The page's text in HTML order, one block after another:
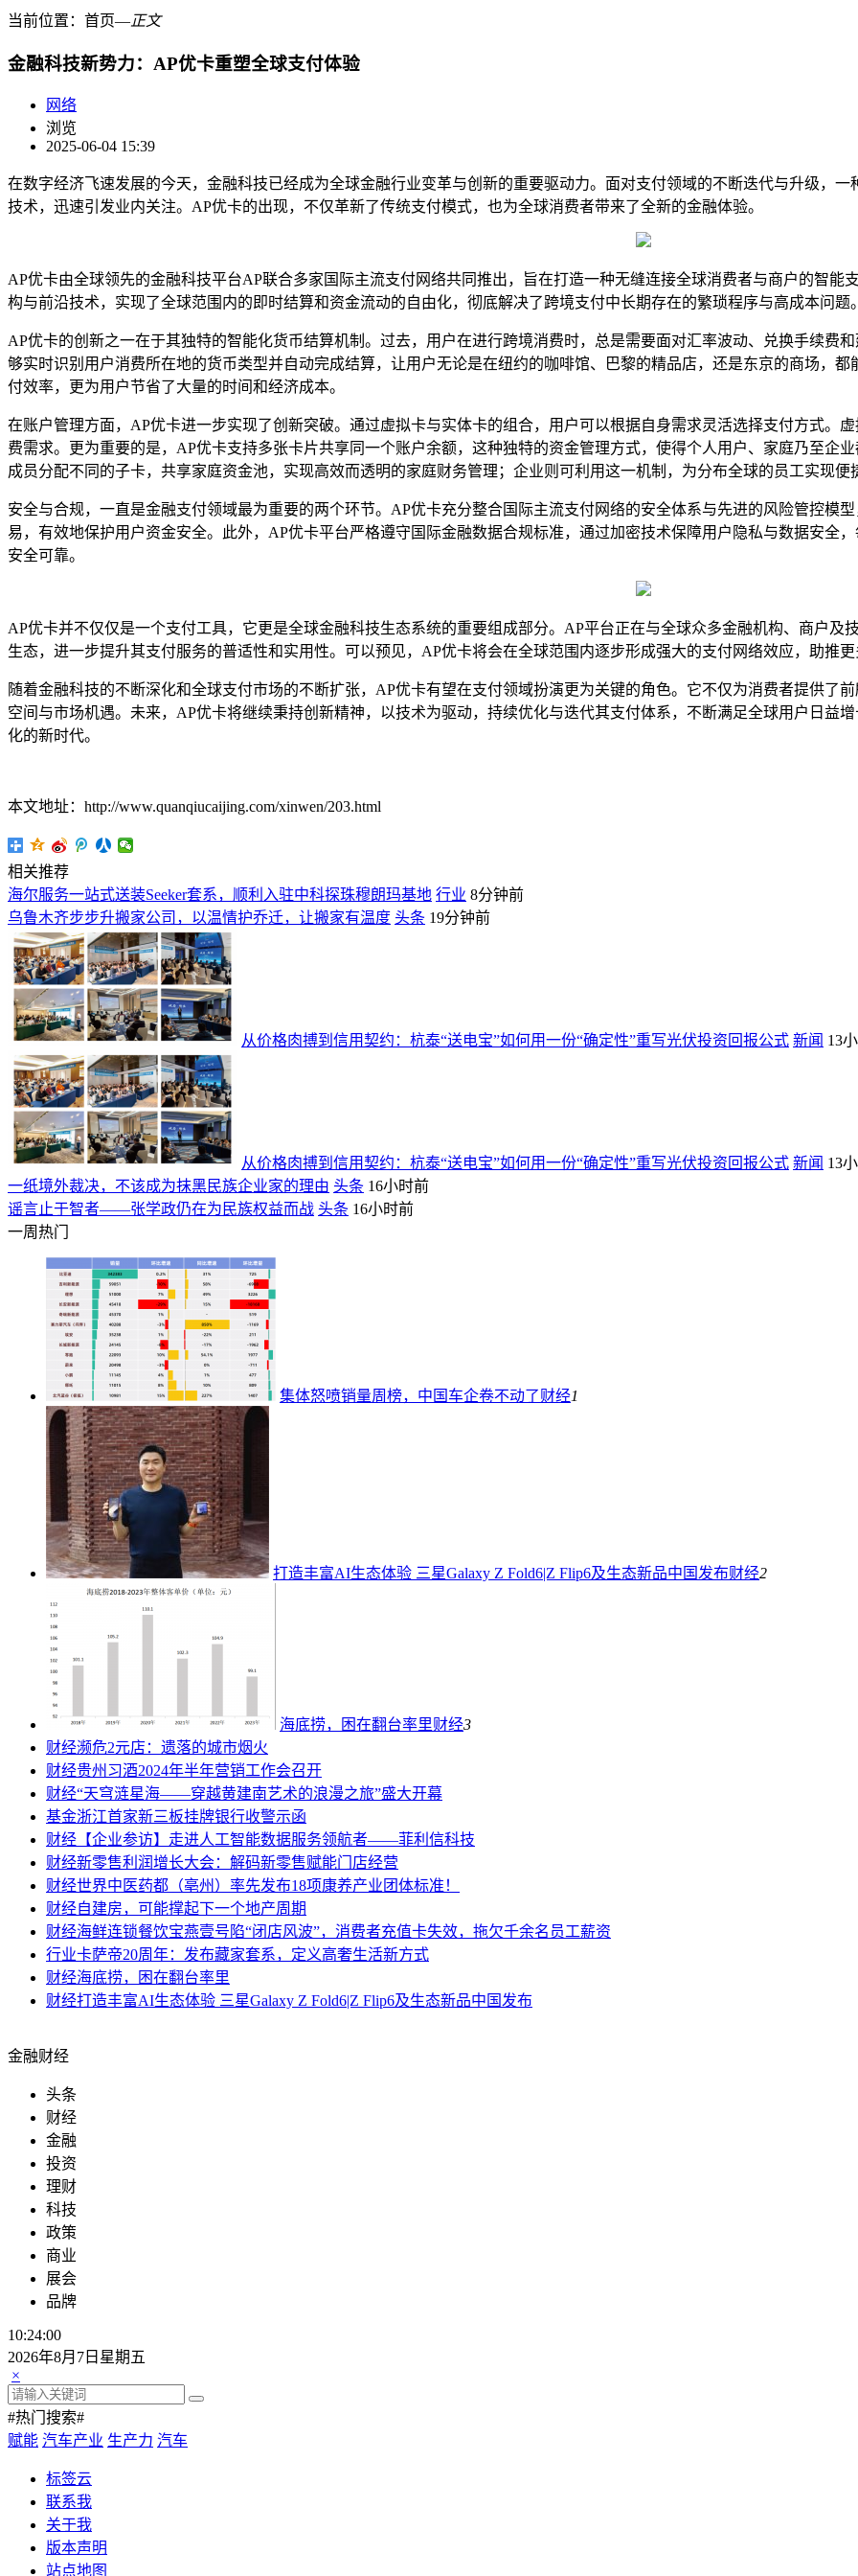
当前位置： 首页―正文
金融科技新势力：AP优卡重塑全球支付体验
网络
浏览
2025-06-04 15:39
在数字经济飞速发展的今天，金融科技已经成为全球金融行业变革与创新的重要驱动力。面对支付领域的不断迭代与升级，
技术，迅速引发业内关注。AP优卡的出现，不仅革新了传统支付模式，也为全球消费者带来了全新的金融体验。
AP优卡由全球领先的金融科技平台AP联合多家国际主流支付网络共同推出，旨在打造一种无缝连接全球消费者与商户的智能
构与前沿技术，实现了全球范围内的即时结算和资金流动的自由化，彻底解决了跨境支付中长期存在的繁琐程序与高成本问题。
AP优卡的创新之一在于其独特的智能化货币结算机制。过去，用户在进行跨境消费时，总是需要面对汇率波动、兑换手续费
够实时识别用户消费所在地的货币类型并自动完成结算，让用户无论是在纽约的咖啡馆、巴黎的精品店，还是东京的商场，
付效率，更为用户节省了大量的时间和经济成本。
在账户管理方面，AP优卡进一步实现了创新突破。通过虚拟卡与实体卡的组合，用户可以根据自身需求灵活选择支付方式。
费需求。更为重要的是，AP优卡支持多张卡片共享同一个账户余额，这种独特的资金管理方式，使得个人用户、家庭乃至企
成员分配不同的子卡，共享家庭资金池，实现高效而透明的家庭财务管理；企业则可利用这一机制，为分布全球的员工实现便
安全与合规，一直是金融支付领域最为重要的两个环节。AP优卡充分整合国际主流支付网络的安全体系与先进的风险管控模
易，有效地保护用户资金安全。此外，AP优卡平台严格遵守国际金融数据合规标准，通过加密技术保障用户隐私与数据安全
安全可靠。
AP优卡并不仅仅是一个支付工具，它更是全球金融科技生态系统的重要组成部分。AP平台正在与全球众多金融机构、商户及
生态，进一步提升其支付服务的普适性和实用性。可以预见，AP优卡将会在全球范围内逐步形成强大的支付网络效应，助推更
随着金融科技的不断深化和全球支付市场的不断扩张，AP优卡有望在支付领域扮演更为关键的角色。它不仅为消费者提供了
空间与市场机遇。未来，AP优卡将继续秉持创新精神，以技术为驱动，持续优化与迭代其支付体系，不断满足全球用户日益
化的新时代。
本文地址：http://www.quanqiucaijing.com/xinwen/203.html
相关推荐
海尔服务一站式送装Seeker套系，顺利入驻中科探珠穆朗玛基地 行业 8分钟前
乌鲁木齐步步升搬家公司，以温情护乔迁，让搬家有温度 头条 19分钟前
从价格肉搏到信用契约：杭泰“送电宝”如何用一份“确定性”重写光伏投资回报公式 新闻 13
从价格肉搏到信用契约：杭泰“送电宝”如何用一份“确定性”重写光伏投资回报公式 新闻 13
一纸境外裁决，不该成为抹黑民族企业家的理由 头条 16小时前
谣言止于智者——张学政仍在为民族权益而战 头条 16小时前
一周热门
集体怒喷销量周榜，中国车企卷不动了财经1
打造丰富AI生态体验 三星Galaxy Z Fold6|Z Flip6及生态新品中国发布财经2
海底捞，困在翻台率里财经3
财经濒危2元店：遗落的城市烟火
财经贵州习酒2024年半年营销工作会召开
财经“天穹涟星海——穿越黄建南艺术的浪漫之旅”盛大开幕
基金浙江首家新三板挂牌银行收警示函
财经 【企业参访】走进人工智能数据服务领航者——菲利信科技
财经新零售利润增长大会：解码新零售赋能门店经营
财经世界中医药都（亳州）率先发布18项康养产业团体标准！
财经自建房，可能撑起下一个地产周期
财经海鲜连锁餐饮宝燕壹号陷“闭店风波”，消费者充值卡失效，拖欠千余名员工薪资
行业卡萨帝20周年：发布藏家套系，定义高奢生活新方式
财经海底捞，困在翻台率里
财经打造丰富AI生态体验 三星Galaxy Z Fold6|Z Flip6及生态新品中国发布
金融财经
头条
财经
金融
投资
理财
科技
政策
商业
展会
品牌
10:24:00
2026年8月7日星期五
×
#热门搜索#
赋能 汽车产业 生产力 汽车
标签云
联系我
关于我
版本声明
站点地图